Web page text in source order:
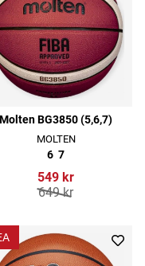
Molten BG3850 (5,6,7)
MOLTEN
6 7
549 kr
649 kr